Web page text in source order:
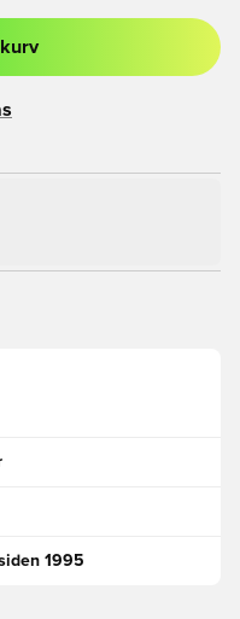
tilmelde dig som medlem
1995